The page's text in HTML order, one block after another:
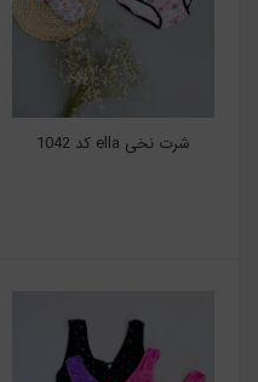
شرت نخی ella کد 1042